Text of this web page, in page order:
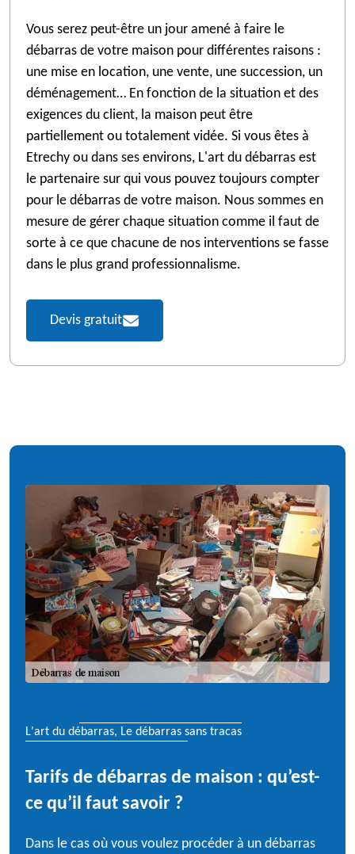
Vous serez peut-être un jour amené à faire le
débarras de votre maison pour différentes raisons :
une mise en location, une vente, une succession, un
déménagement… En fonction de la situation et des
exigences du client, la maison peut être
partiellement ou totalement vidée. Si vous êtes à
Etrechy ou dans ses environs, L'art du débarras est
le partenaire sur qui vous pouvez toujours compter
pour le débarras de votre maison. Nous sommes en
mesure de gérer chaque situation comme il faut de
sorte à ce que chacune de nos interventions se fasse
dans le plus grand professionnalisme.
Devis gratuit
L'art du débarras, Le débarras sans tracas
Tarifs de débarras de maison : qu’est-
ce qu’il faut savoir ?
Dans le cas où vous voulez procéder à un débarras